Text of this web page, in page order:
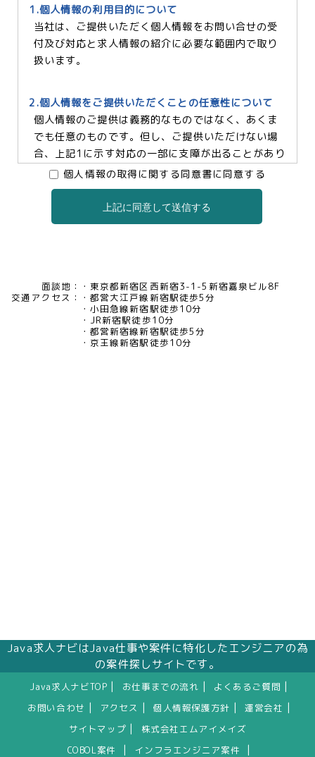
1.個人情報の利用目的について
当社は、ご提供いただく個人情報をお問い合せの受
付及び対応と求人情報の紹介に必要な範囲内で取り
扱います。
2.個人情報をご提供いただくことの任意性について
個人情報のご提供は義務的なものではなく、あくま
でも任意のものです。但し、ご提供いただけない場
合、上記1に示す対応の一部に支障が出ることがあり
ますので、予めご了承ください。
3.個人情報の提供及び委託について
4.個人情報の開示等について
当社は、お客様本人から保有個人データについて利
用目的の通知、開示、内容の訂正・追加・削除、利
個人情報の取得に関する同意書に同意する
上記に同意して送信する
面談地：
東京都新宿区西新宿3-1-5新宿嘉泉ビル8F
交通アクセス：
都営大江戸線新宿駅徒歩5分
小田急線新宿駅徒歩10分
JR新宿駅徒歩10分
都営新宿線新宿駅徒歩5分
京王線新宿駅徒歩10分
Java求人ナビはJava仕事や案件に特化したエンジニアの為
の案件探しサイトです。
Java求人ナビTOP お仕事までの流れ よくあるご質問
お問い合わせ アクセス 個人情報保護方針 運営会社
サイトマップ
株式会社エムアイメイズ
COBOL案件
インフラエンジニア案件